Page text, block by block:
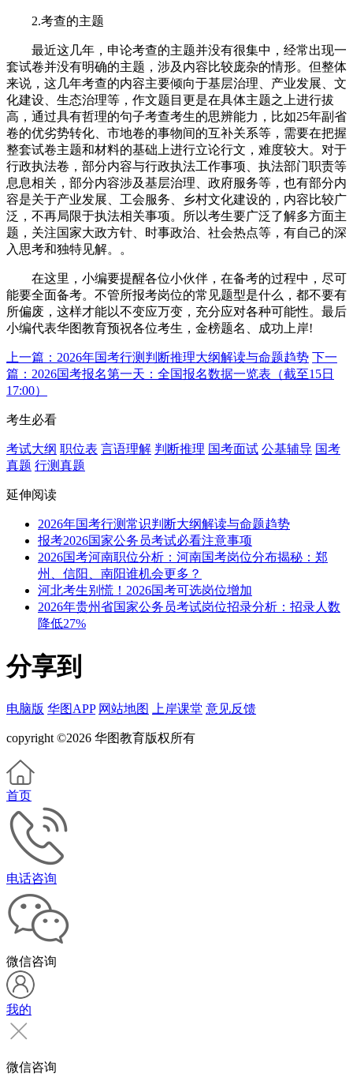
2.考查的主题
最近这几年，申论考查的主题并没有很集中，经常出现一
套试卷并没有明确的主题，涉及内容比较庞杂的情形。但整体
来说，这几年考查的内容主要倾向于基层治理、产业发展、文
化建设、生态治理等，作文题目更是在具体主题之上进行拔
高，通过具有哲理的句子考查考生的思辨能力，比如25年副省
卷的优劣势转化、市地卷的事物间的互补关系等，需要在把握
整套试卷主题和材料的基础上进行立论行文，难度较大。对于
行政执法卷，部分内容与行政执法工作事项、执法部门职责等
息息相关，部分内容涉及基层治理、政府服务等，也有部分内
容是关于产业发展、工会服务、乡村文化建设的，内容比较广
泛，不再局限于执法相关事项。所以考生要广泛了解多方面主
题，关注国家大政方针、时事政治、社会热点等，有自己的深
入思考和独特见解。。
在这里，小编要提醒各位小伙伴，在备考的过程中，尽可
能要全面备考。不管所报考岗位的常见题型是什么，都不要有
所偏废，这样才能以不变应万变，充分应对各种可能性。最后
小编代表华图教育预祝各位考生，金榜题名、成功上岸!
上一篇：2026年国考行测判断推理大纲解读与命题趋势 下一
篇：2026国考报名第一天：全国报名数据一览表（截至15日
17:00）
考生必看
考试大纲 职位表 言语理解 判断推理 国考面试 公基辅导 国考
真题 行测真题
延伸阅读
2026年国考行测常识判断大纲解读与命题趋势
报考2026国家公务员考试必看注意事项
2026国考河南职位分析：河南国考岗位分布揭秘：郑
州、信阳、南阳谁机会更多？
河北考生别慌！2026国考可选岗位增加
2026年贵州省国家公务员考试岗位招录分析：招录人数
降低27%
分享到
电脑版 华图APP 网站地图 上岸课堂 意见反馈
copyright ©2026 华图教育版权所有
首页
电话咨询
微信咨询
我的
微信咨询